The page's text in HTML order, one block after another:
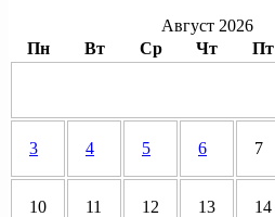
Август 2026
Пн
Вт Ср Чт Пт
3 4 5 6 7
10 11 12 13 14